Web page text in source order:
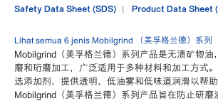
Safety Data Sheet (SDS) Product Data Sheet
Lihat semua 6 jenis Mobilgrind （美孚格兰德）系列
Mobilgrind（美孚格兰德）系列产品是无渍矿物油
磨和珩磨加工，广泛适用于多种材料和加工方式
选添加剂，提供透明、低油雾和低味道润滑以帮助
Mobilgrind（美孚格兰德）系列产品旨在防止研磨